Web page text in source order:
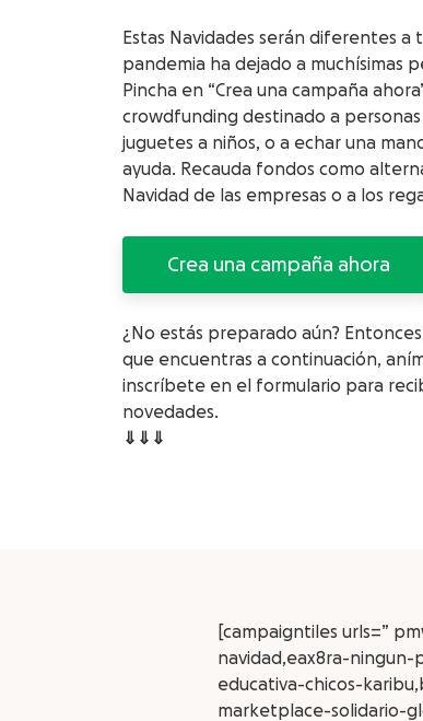
Estas Navidades serán diferentes a
pandemia ha dejado a muchísimas
Pincha en “Crea una campaña
crowdfunding destinado a
juguetes a niños, o a echar una
ayuda. Recauda fondos como
Navidad de las empresas o a los
Crea una campaña ahora
¿No estás preparado aún?
que encuentras a continuación,
inscríbete en el formulario para
novedades.
⇓ ⇓ ⇓
[campaigntiles urls=”
navidad,eax8ra-
educativa-chicos-
marketplace-solidario-